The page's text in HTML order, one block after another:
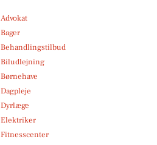
Advokat
Bager
Behandlingstilbud
Biludlejning
Børnehave
Dagpleje
Dyrlæge
Elektriker
Fitnesscenter